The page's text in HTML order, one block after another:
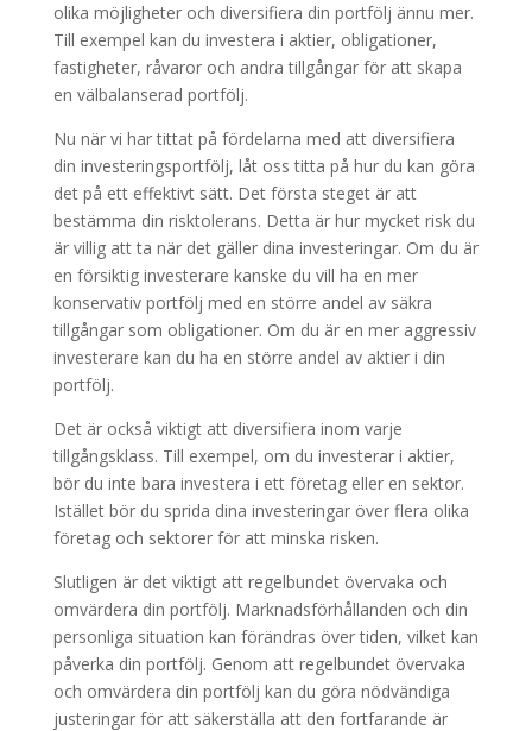
olika möjligheter och diversifiera din portfölj ännu mer.
Till exempel kan du investera i aktier, obligationer,
fastigheter, råvaror och andra tillgångar för att skapa
en välbalanserad portfölj.
Nu när vi har tittat på fördelarna med att diversifiera
din investeringsportfölj, låt oss titta på hur du kan göra
det på ett effektivt sätt. Det första steget är att
bestämma din risktolerans. Detta är hur mycket risk du
är villig att ta när det gäller dina investeringar. Om du är
en försiktig investerare kanske du vill ha en mer
konservativ portfölj med en större andel av säkra
tillgångar som obligationer. Om du är en mer aggressiv
investerare kan du ha en större andel av aktier i din
portfölj.
Det är också viktigt att diversifiera inom varje
tillgångsklass. Till exempel, om du investerar i aktier,
bör du inte bara investera i ett företag eller en sektor.
Istället bör du sprida dina investeringar över flera olika
företag och sektorer för att minska risken.
Slutligen är det viktigt att regelbundet övervaka och
omvärdera din portfölj. Marknadsförhållanden och din
personliga situation kan förändras över tiden, vilket kan
påverka din portfölj. Genom att regelbundet övervaka
och omvärdera din portfölj kan du göra nödvändiga
justeringar för att säkerställa att den fortfarande är